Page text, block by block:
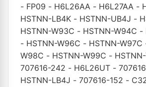
- FP09 - H6L26AA - H6L27AA -
HSTNN-LB4K - HSTNN-UB4J -
HSTNN-W93C - HSTNN-W94C -
- HSTNN-W96C - HSTNN-W97C
W98C - HSTNN-W99C -
707616-242 - H6L26UT -
HSTNN-LB4J - 707616-152 -